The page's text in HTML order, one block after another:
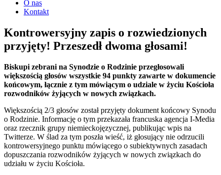
O nas
Kontakt
Kontrowersyjny zapis o rozwiedzionych
przyjęty! Przeszedł dwoma głosami!
Biskupi zebrani na Synodzie o Rodzinie przegłosowali
większością głosów wszystkie 94 punkty zawarte w dokumencie
końcowym, łącznie z tym mówiącym o udziale w życiu Kościoła
rozwodników żyjących w nowych związkach.
Większością 2/3 głosów został przyjęty dokument końcowy Synodu
o Rodzinie. Informację o tym przekazała francuska agencja I-Media
oraz rzecznik grupy niemieckojęzycznej, publikując wpis na
Twitterze. W ślad za tym poszła wieść, iż głosujący nie odrzucili
kontrowersyjnego punktu mówiącego o subiektywnych zasadach
dopuszczania rozwodników żyjących w nowych związkach do
udziału w życiu Kościoła.